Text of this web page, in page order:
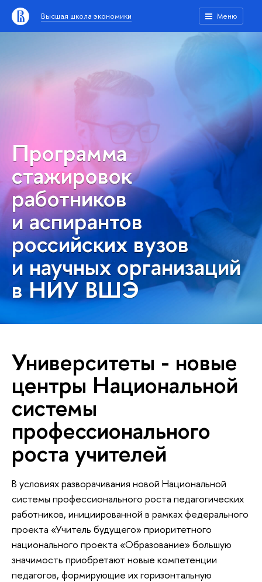
Высшая школа экономики Меню
Программа
стажировок
работников
и аспирантов
российских вузов
и научных организаций
в НИУ ВШЭ
Университеты - новые
центры Национальной
системы
профессионального
роста учителей
В условиях разворачивания новой Национальной
системы профессионального роста педагогических
работников, инициированной в рамках федерального
проекта «Учитель будущего» приоритетного
национального проекта «Образование» большую
значимость приобретают новые компетенции
педагогов, формирующие их горизонтальную